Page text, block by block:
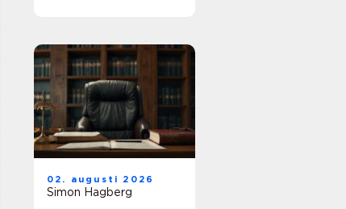
02. augusti 2026
Simon Hagberg